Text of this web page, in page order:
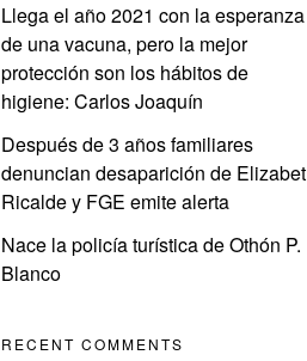
Llega el año 2021 con la esperanza
de una vacuna, pero la mejor
protección son los hábitos de
higiene: Carlos Joaquín
Después de 3 años familiares
denuncian desaparición de Elizabet
Ricalde y FGE emite alerta
Nace la policía turística de Othón P.
Blanco
RECENT COMMENTS